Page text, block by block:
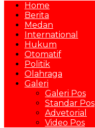
Home
Berita
Medan
International
Hukum
Otomatif
Politik
Olahraga
Galeri
Galeri Pos
Standar Pos
Advetorial
Video Pos